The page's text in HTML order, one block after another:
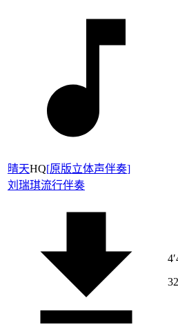
晴天HQ[原版立体声伴奏]
刘瑞琪流行伴奏